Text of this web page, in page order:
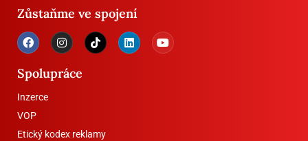
Zůstaňme ve spojení
Spolupráce
Inzerce
VOP
Etický kodex reklamy